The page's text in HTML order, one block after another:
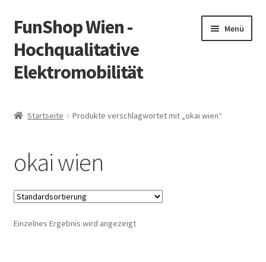
Zur
Navigation
springen
Zum
Inhalt
springen
FunShop Wien -
Hochqualitative
Elektromobilität
Menü
Vorsicht Internetbetrug
Über FunShop
Impressum
Startseite Produkte verschlagwortet mit „okai wien“
okai wien
Einzelnes Ergebnis wird angezeigt